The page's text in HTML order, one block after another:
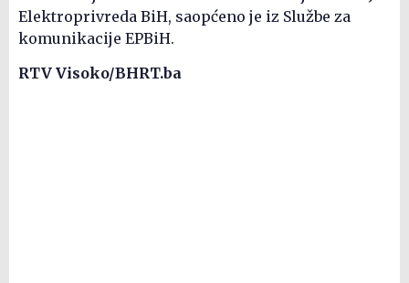
Elektroprivreda BiH, saopćeno je iz Službe za
komunikacije EPBiH.
RTV Visoko/BHRT.ba